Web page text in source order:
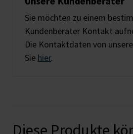
Sie möchten zu einem
Kundenberater Kontakt
Die Kontaktdaten von
Sie hier.